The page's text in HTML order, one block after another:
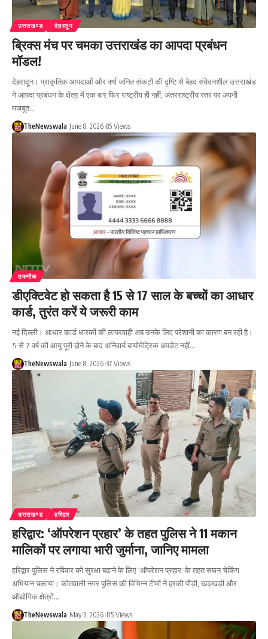
उत्तराखण्ड देहरादून
ब्रिक्स मंच पर चमका उत्तराखंड का आपदा प्रबंधन
मॉडल!
देहरादून। प्राकृतिक आपदाओं और वर्षा जनित संकटों की दृष्टि से बेहद संवेदनशील उत्तराखंड
ने आपदा प्रबंधन के क्षेत्र में एक बार फिर राष्ट्रीय ही नहीं, अंतरराष्ट्रीय स्तर पर अपनी
मजबूत…
TheNewswala June 8, 2026 85 Views
तकनीक
डीएक्टिवेट हो सकता है 15 से 17 साल के बच्चों का आधार
कार्ड, तुरंत करें ये जरूरी काम
नई दिल्ली। आधार कार्ड धारकों की लापरवाही अब उनके लिए परेशानी का कारण बन रही है।
5 से 7 वर्ष की आयु पूरी होने के बाद अनिवार्य बायोमेट्रिक अपडेट नहीं…
TheNewswala June 8, 2026 37 Views
उत्तराखण्ड हरिद्वार
हरिद्वार: ‘ऑपरेशन प्रहार’ के तहत पुलिस ने 11 मकान
मालिकों पर लगाया भारी जुर्माना, जानिए मामला
हरिद्वार पुलिस ने रविवार को सुरक्षा बढ़ाने के लिए 'ऑपरेशन प्रहार' के तहत सघन चेकिंग
अभियान चलाया। कोतवाली नगर पुलिस की विभिन्न टीमों ने हरकी पौड़ी, खड़खड़ी और
औद्योगिक क्षेत्रों…
TheNewswala May 3, 2026 115 Views